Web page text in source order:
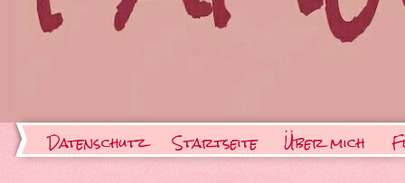
Datenschutz Startseite Über mich